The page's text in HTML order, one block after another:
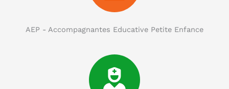
AEP - Accompagnantes Educative Petite Enfance